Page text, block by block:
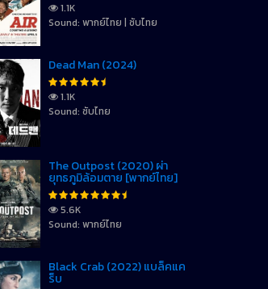
1.1K
Sound: พากย์ไทย | ซับไทย
Dead Man (2024)
1.1K
Sound: ซับไทย
The Outpost (2020) ผ่า
ยุทธภูมิล้อมตาย [พากย์ไทย]
5.6K
Sound: พากย์ไทย
Black Crab (2022) แบล็คแค
ร็บ